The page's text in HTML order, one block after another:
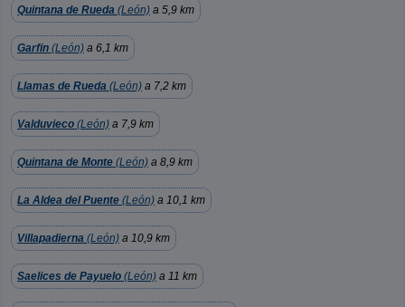
Quintana de Rueda (León) a 5,9 km
Garfin (León) a 6,1 km
Llamas de Rueda (León) a 7,2 km
Valduvieco (León) a 7,9 km
Quintana de Monte (León) a 8,9 km
La Aldea del Puente (León) a 10,1 km
Villapadierna (León) a 10,9 km
Saelices de Payuelo (León) a 11 km